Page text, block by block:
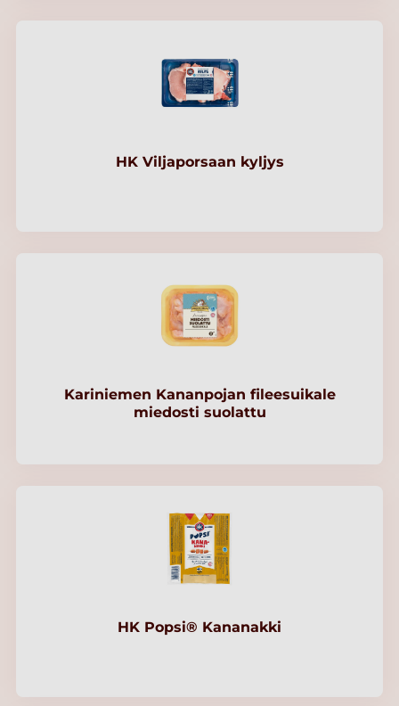
HK Viljaporsaan kyljys
Kariniemen Kananpojan fileesuikale
miedosti suolattu
HK Popsi® Kananakki